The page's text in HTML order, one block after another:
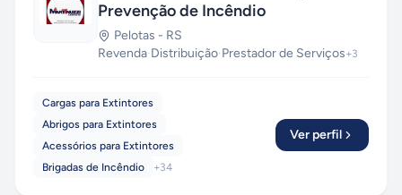
Prevenção de Incêndio
Pelotas - RS
Revenda·Distribuição·Prestador de Serviços+3
Cargas para Extintores
Abrigos para Extintores
Acessórios para Extintores
Brigadas de Incêndio
+34
Ver perfil